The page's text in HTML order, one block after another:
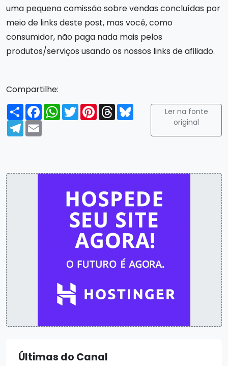
uma pequena comissão sobre vendas concluídas por
meio de links deste post, mas você, como
consumidor, não paga nada mais pelos
produtos/serviços usando os nossos links de afiliado.
Compartilhe:
Compartilhar
FacebookWhatsApp
TwitterPinterest
ThreadsBluesky
Telegram
Email
Ler na fonte
original
Últimas do Canal